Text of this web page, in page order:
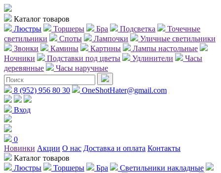
Каталог товаров
Люстры
Торшеры Бра Подсветка
Точечные
светильники
Споты Лампочки
Уличные светильники
Звонки
Камины Картины
Лампы настольные
Ночники
Подставки под цветы Удлинители
Часы
деревянные
Часы наручные
8 (952) 956 80 30 OneShotHater@gmail.com
Вход
0
Новинки Акции О нас Доставка и оплата Контакты
Каталог товаров
Люстры
Торшеры Бра
Светильники накладные